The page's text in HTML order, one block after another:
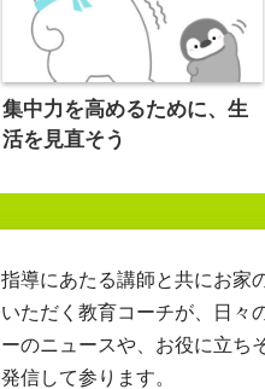
集中力を高めるために、生
活を見直そう
指導にあたる講師と共にお家
いただく教育コーチが、日々
ーのニュースや、お役に立ち
発信して参ります。